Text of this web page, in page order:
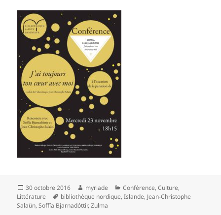
Publié
le
30 octobre 2016 Auteur
myriade Catégories
Conférence,Culture,
Littérature
Mots-
clés
bibliothèque nordique,Islande, Jean-Christophe
Salaün,Soffía Bjarnadóttir,Zulma